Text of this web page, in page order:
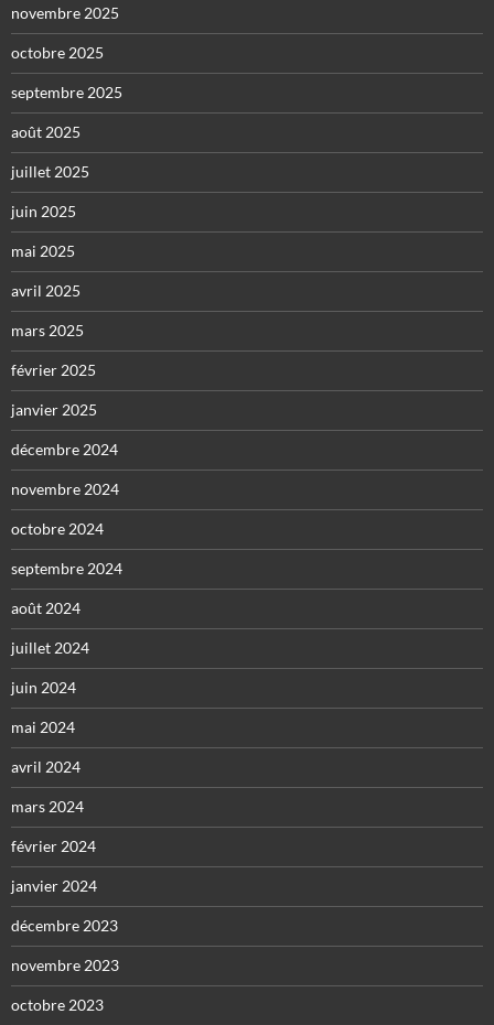
novembre 2025
octobre 2025
septembre 2025
août 2025
juillet 2025
juin 2025
mai 2025
avril 2025
mars 2025
février 2025
janvier 2025
décembre 2024
novembre 2024
octobre 2024
septembre 2024
août 2024
juillet 2024
juin 2024
mai 2024
avril 2024
mars 2024
février 2024
janvier 2024
décembre 2023
novembre 2023
octobre 2023